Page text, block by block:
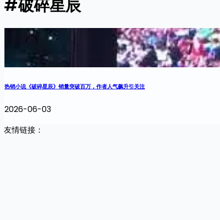
#破碎星辰
热销小说《破碎星辰》销量突破百万，作者人气飙升引关注
2026-06-03
友情链接：